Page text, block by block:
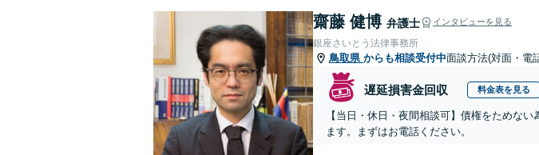
齋藤 健博 弁護士 インタビューを見る
銀座さいとう法律事務所
鳥取県 からも相談受付中面談方法(対面・電
遅延損害金回収 料金表を見る
【当日・休日・夜間相談可】債権をためな
ます。まずはお電話ください。